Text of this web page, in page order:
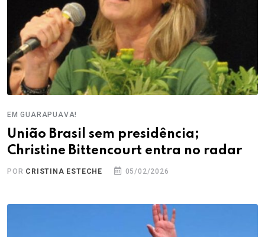
EM GUARAPUAVA!
União Brasil sem presidência;
Christine Bittencourt entra no radar
POR CRISTINA ESTECHE 05/02/2026